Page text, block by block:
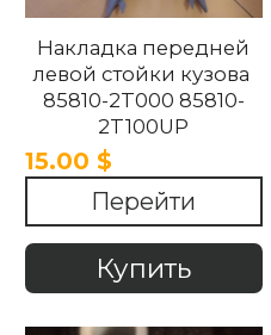
Накладка передней
левой стойки кузова
85810-2T000 85810-
2T100UP
858102T100UP
858102T000 Kia
Optima 2010 -2015.
15.00 $
Перейти
Купить